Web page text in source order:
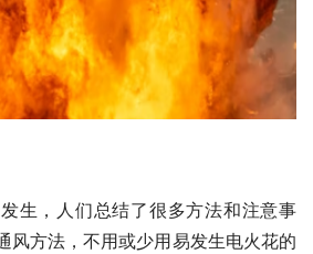
，人们总结了很多方法和注意事
风方法，不用或少用易发生电火花的